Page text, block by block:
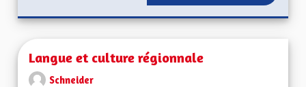
Langue et culture régionnale
Schneider